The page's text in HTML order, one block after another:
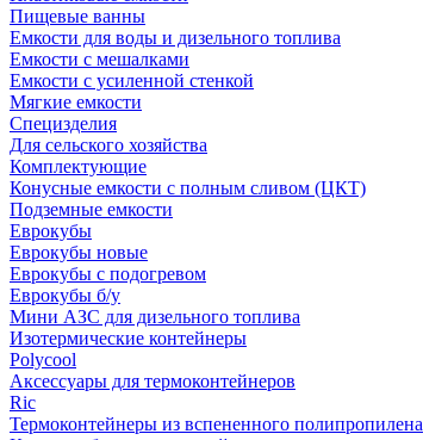
Пищевые ванны
Емкости для воды и дизельного топлива
Емкости с мешалками
Емкости с усиленной стенкой
Мягкие емкости
Специзделия
Для сельского хозяйства
Комплектующие
Конусные емкости с полным сливом (ЦКТ)
Подземные емкости
Еврокубы
Еврокубы новые
Еврокубы с подогревом
Еврокубы б/у
Мини АЗС для дизельного топлива
Изотермические контейнеры
Polycool
Аксессуары для термоконтейнеров
Ric
Термоконтейнеры из вспененного полипропилена